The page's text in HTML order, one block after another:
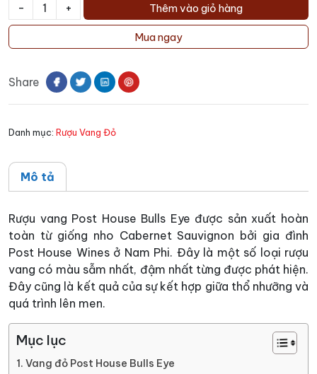
-
Rượu
Post
Bulls
lượng
+ Thêm vào giỏ hàng
Mua ngay
Share
Danh mục: Rượu Vang Đỏ
Mô tả
Rượu vang Post House Bulls Eye được sản xuất hoàn
toàn từ giống nho Cabernet Sauvignon bởi gia đình
Post House Wines ở Nam Phi. Đây là một số loại rượu
vang có màu sẫm nhất, đậm nhất từng được phát hiện.
Đây cũng là kết quả của sự kết hợp giữa thổ nhưỡng và
quá trình lên men.
Mục lục
Vang đỏ Post House Bulls Eye